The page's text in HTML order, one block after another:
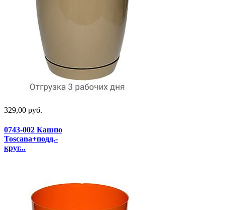
329,00 руб.
0743-002 Кашпо
Toscana+подд.-
круг...